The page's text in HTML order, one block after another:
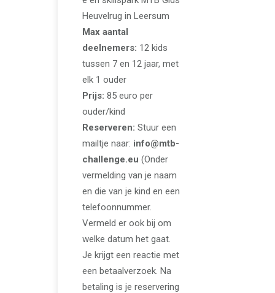
Heuvelrug in Leersum
Max aantal
deelnemers: 12 kids
tussen 7 en 12 jaar, met
elk 1 ouder
Prijs: 85 euro per
ouder/kind
Reserveren: Stuur een
mailtje naar: info@mtb-
challenge.eu (Onder
vermelding van je naam
en die van je kind en een
telefoonnummer.
Vermeld er ook bij om
welke datum het gaat.
Je krijgt een reactie met
een betaalverzoek. Na
betaling is je reservering